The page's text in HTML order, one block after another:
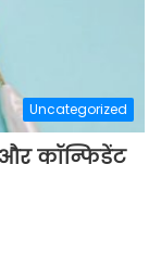
Uncategorized
कॉन्फिडेंट